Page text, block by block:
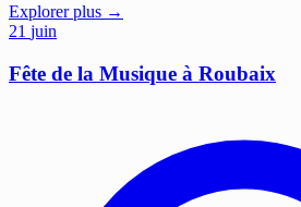
Explorer plus →
21 juin
Fête de la Musique à Roubaix